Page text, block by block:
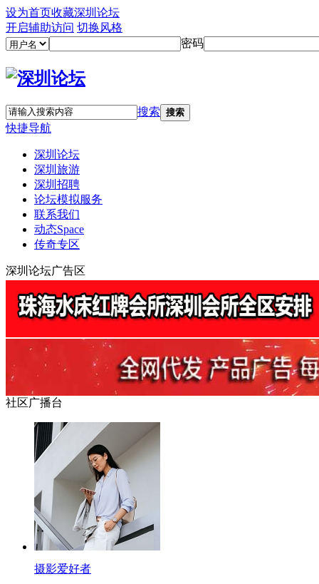
设为首页收藏深圳论坛
开启辅助访问 切换风格
密码
搜索 搜索
快捷导航
深圳论坛
深圳旅游
深圳招聘
论坛模拟服务
联系我们
动态Space
传奇专区
深圳论坛广告区
社区广播台
摄影爱好者